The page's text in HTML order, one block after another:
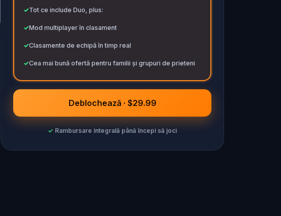
✓Tot ce include Duo, plus:
✓Mod multiplayer în clasament
✓Clasamente de echipă în timp real
✓Cea mai bună ofertă pentru familii și grupuri de prieteni
Deblochează · $29.99
✓ Rambursare integrală până începi să joci